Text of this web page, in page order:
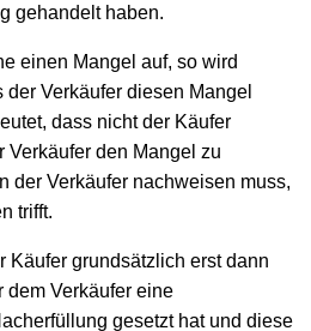
gehandelt haben.
einen Mangel auf, so wird
Verkäufer diesen Mangel
dass nicht der Käufer
Verkäufer den Mangel zu
der Verkäufer nachweisen muss,
trifft.
Käufer grundsätzlich erst dann
dem Verkäufer eine
gesetzt hat und diese